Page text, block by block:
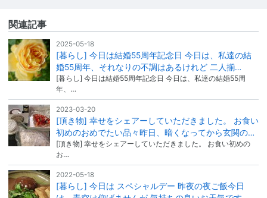
関連記事
2025-05-18
[暮らし] 今日は結婚55周年記念日 今日は、私達の結
婚55周年、それなりの不調はあるけれど 二人揃…
[暮らし] 今日は結婚55周年記念日 今日は、私達の結婚55周
年、…
2023-03-20
[頂き物] 幸せをシェアーしていただきました。 お食い
初めのおめでたい品々昨日、暗くなってから玄関の…
[頂き物] 幸せをシェアーしていただきました。 お食い初めの
お…
2022-05-18
[暮らし] 今日は スペシャルデー 昨夜の夜ご飯今日